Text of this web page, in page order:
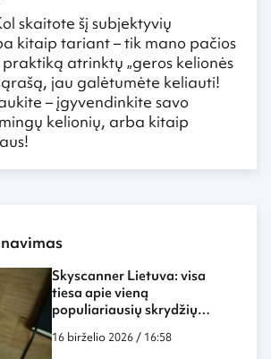
skaitote šį subjektyvių
kitaip tariant – tik mano pačios
atrinktų „geros kelionės
jau galėtumėte keliauti!
– įgyvendinkite savo
kelionių, arba kitaip
Skyscanner Lietuva: visa
tiesa apie vieną
populiariausių skrydžių
16 birželio 2026 / 16:58